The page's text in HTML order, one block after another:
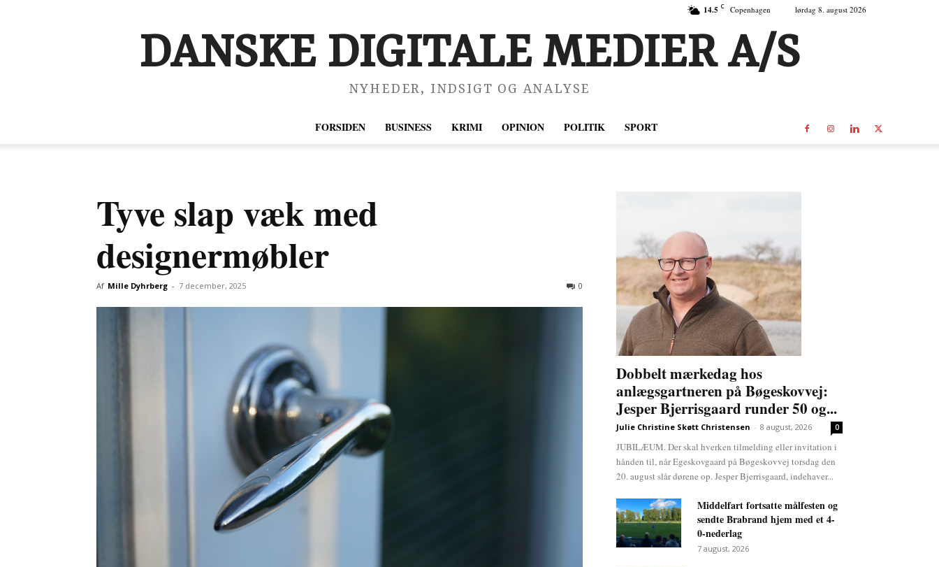
14.5 C Copenhagen lørdag 8. august 2026
DANSKE DIGITALE MEDIER A/S
NYHEDER, INDSIGT OG ANALYSE
FORSIDEN BUSINESS KRIMI OPINION POLITIK SPORT
Tyve slap væk med
designermøbler
Af Mille Dyhrberg - 7 december, 2025 0
Dobbelt mærkedag hos
anlægsgartneren på Bøgeskovvej:
Jesper Bjerrisgaard runder 50 og...
Julie Christine Skøtt Christensen - 8 august, 2026 0
JUBILÆUM. Der skal hverken tilmelding eller invitation i
hånden til, når Egeskovgaard på Bøgeskovvej torsdag den
20. august slår dørene op. Jesper Bjerrisgaard, indehaver...
Middelfart fortsatte målfesten og
sendte Brabrand hjem med et 4-
0-nederlag
7 august, 2026